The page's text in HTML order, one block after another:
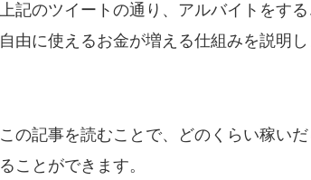
上記のツイートの通り、アルバイトをす
自由に使えるお金が増える仕組みを説明し
この記事を読むことで、どのくらい稼い
ることができます。